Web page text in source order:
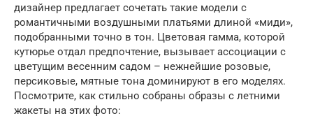
дизайнер предлагает сочетать такие модели с
романтичными воздушными платьями длиной «миди»,
подобранными точно в тон. Цветовая гамма, которой
кутюрье отдал предпочтение, вызывает ассоциации с
цветущим весенним садом – нежнейшие розовые,
персиковые, мятные тона доминируют в его моделях.
Посмотрите, как стильно собраны образы с летними
жакеты на этих фото: